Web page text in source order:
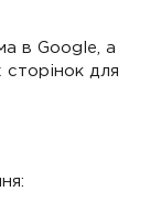
в Google, а
для